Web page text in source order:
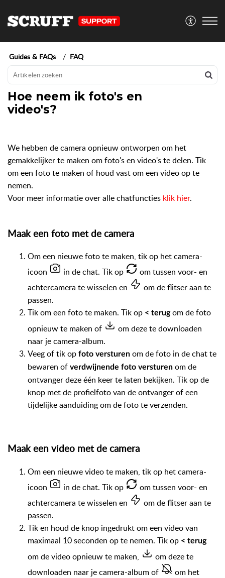
Guides & FAQs FAQ
Hoe neem ik foto's en
video's?
We hebben de camera opnieuw ontworpen om het
gemakkelijker te maken om foto's en video's te delen. Tik
om een foto te maken of houd vast om een video op te
nemen.
Voor meer informatie over alle chatfuncties klik hier.
Maak een foto met de camera
Om een nieuwe foto te maken, tik op het camera-
icoon
in de chat. Tik op
om tussen voor- en
achtercamera te wisselen en
om de flitser aan te
passen.
Tik om een foto te maken. Tik op < terugom de foto
opnieuw te maken of
om deze te downloaden
naar je camera-album.
Veeg of tik op foto versturen om de foto in de chat te
bewaren of verdwijnende foto versturen om de
ontvanger deze één keer te laten bekijken. Tik op de
knop met de profielfoto van de ontvanger of een
tijdelijke aanduiding om de foto te verzenden.
Maak een video met de camera
Om een nieuwe video te maken, tik op het camera-
icoon
in de chat. Tik op
om tussen voor- en
achtercamera te wisselen en
om de flitser aan te
passen.
Tik en houd de knop ingedrukt om een video van
maximaal 10 seconden op te nemen. Tik op < terug
om de video opnieuw te maken,
om deze te
downloaden naar je camera-album of
om het